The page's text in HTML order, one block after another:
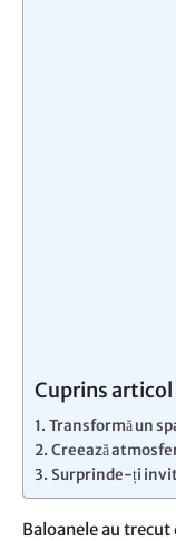
Cuprins articol
Transformă un
Creează
Surprinde-ți
Baloanele au trecut